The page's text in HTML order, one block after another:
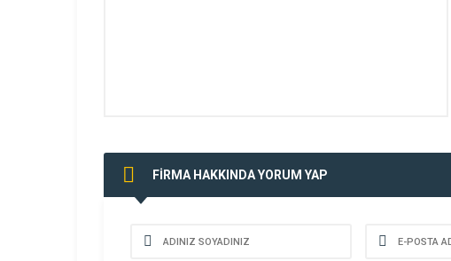
FİRMA HAKKINDA YORUM YAP